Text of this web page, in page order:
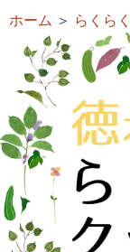
ホーム ＞ らくら